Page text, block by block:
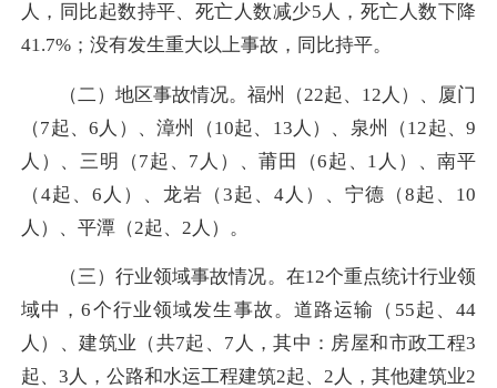
人，同比起数持平、死亡人数减少5人，死亡人数下降
41.7%；没有发生重大以上事故，同比持平。
（二）地区事故情况。福州（22起、12人）、厦门
（7起、6人）、漳州（10起、13人）、泉州（12起、9
人）、三明（7起、7人）、莆田（6起、1人）、南平
（4起、6人）、龙岩（3起、4人）、宁德（8起、10
人）、平潭（2起、2人）。
（三）行业领域事故情况。在12个重点统计行业领
域中，6个行业领域发生事故。道路运输（55起、44
人）、建筑业（共7起、7人，其中：房屋和市政工程3
起、3人，公路和水运工程建筑2起、2人，其他建筑业2